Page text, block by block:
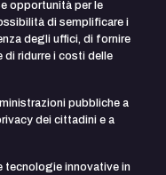
opportunità per le
di semplificare i
degli uffici, di fornire
di ridurre i costi delle
pubbliche a
dei cittadini e a
tecnologie innovative in